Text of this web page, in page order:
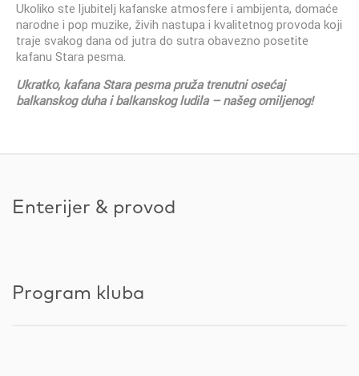
Ukoliko ste ljubitelj kafanske atmosfere i ambijenta, domaće
narodne i pop muzike, živih nastupa i kvalitetnog provoda koji
traje svakog dana od jutra do sutra obavezno posetite
kafanu Stara pesma.
Ukratko, kafana Stara pesma pruža trenutni osećaj
balkanskog duha i balkanskog ludila – našeg omiljenog!
Enterijer & provod
Program kluba